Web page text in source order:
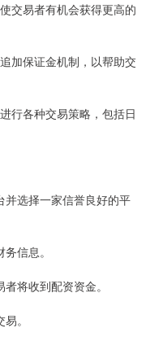
交易者有机会获得更高的
加保证金机制，以帮助交
行各种交易策略，包括日
并选择一家信誉良好的平
信息。
将收到配资资金。
。